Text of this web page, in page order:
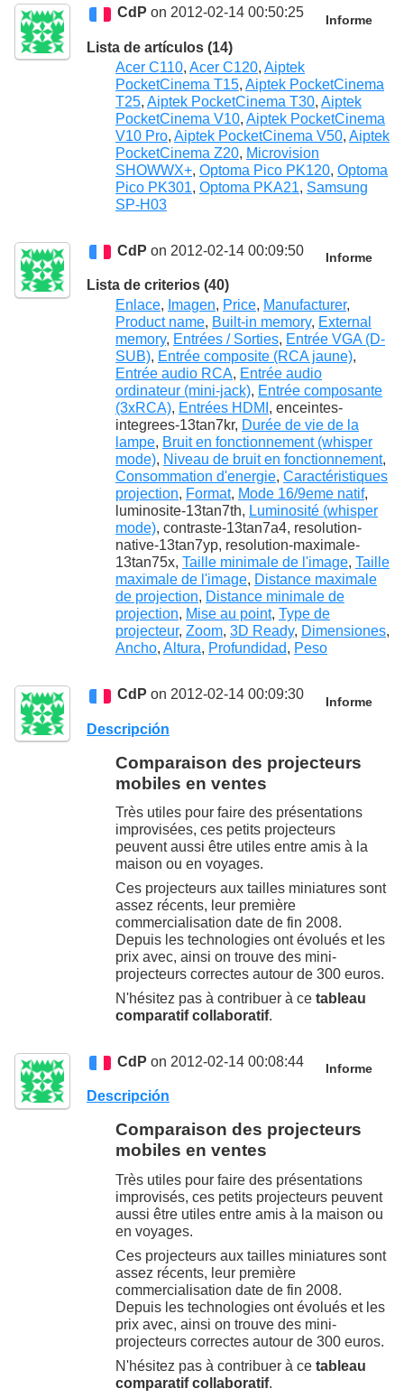
CdP on 2012-02-14 00:50:25 Informe
Lista de artículos (14)
Acer C110, Acer C120, Aiptek
PocketCinema T15, Aiptek PocketCinema
T25, Aiptek PocketCinema T30, Aiptek
PocketCinema V10, Aiptek PocketCinema
V10 Pro, Aiptek PocketCinema V50, Aiptek
PocketCinema Z20, Microvision
SHOWWX+, Optoma Pico PK120, Optoma
Pico PK301, Optoma PKA21, Samsung
SP-H03
CdP on 2012-02-14 00:09:50 Informe
Lista de criterios (40)
Enlace, Imagen, Price, Manufacturer,
Product name, Built-in memory, External
memory, Entrées / Sorties, Entrée VGA (D-
SUB), Entrée composite (RCA jaune),
Entrée audio RCA, Entrée audio
ordinateur (mini-jack), Entrée composante
(3xRCA), Entrées HDMI , enceintes-
integrees-13tan7kr, Durée de vie de la
lampe, Bruit en fonctionnement (whisper
mode), Niveau de bruit en fonctionnement,
Consommation d'energie, Caractéristiques
projection, Format, Mode 16/9eme natif,
luminosite-13tan7th, Luminosité (whisper
mode), contraste-13tan7a4, resolution-
native-13tan7yp, resolution-maximale-
13tan75x, Taille minimale de l'image, Taille
maximale de l'image, Distance maximale
de projection, Distance minimale de
projection, Mise au point, Type de
projecteur, Zoom, 3D Ready, Dimensiones,
Ancho, Altura, Profundidad, Peso
CdP on 2012-02-14 00:09:30 Informe
Descripción
Comparaison des projecteurs
mobiles en ventes
Très utiles pour faire des présentations
improvisées, ces petits projecteurs
peuvent aussi être utiles entre amis à la
maison ou en voyages.
Ces projecteurs aux tailles miniatures sont
assez récents, leur première
commercialisation date de fin 2008.
Depuis les technologies ont évolués et les
prix avec, ainsi on trouve des mini-
projecteurs correctes autour de 300 euros.
N'hésitez pas à contribuer à ce tableau
comparatif collaboratif.
CdP on 2012-02-14 00:08:44 Informe
Descripción
Comparaison des projecteurs
mobiles en ventes
Très utiles pour faire des présentations
improvisés, ces petits projecteurs peuvent
aussi être utiles entre amis à la maison ou
en voyages.
Ces projecteurs aux tailles miniatures sont
assez récents, leur première
commercialisation date de fin 2008.
Depuis les technologies ont évolués et les
prix avec, ainsi on trouve des mini-
projecteurs correctes autour de 300 euros.
N'hésitez pas à contribuer à ce tableau
comparatif collaboratif.